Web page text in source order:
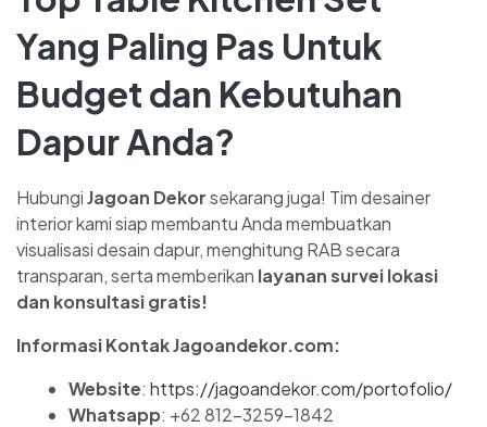
Yang Paling Pas Untuk
Budget dan Kebutuhan
Dapur Anda?
HubungiJagoan Dekorsekarang juga! Tim desainer
interior kami siap membantu Anda membuatkan
visualisasi desain dapur, menghitung RAB secara
transparan, serta memberikan layanan survei lokasi
dan konsultasi gratis!
Informasi Kontak Jagoandekor.com:
Website: https://jagoandekor.com/portofolio/
Whatsapp: +62 812-3259-1842